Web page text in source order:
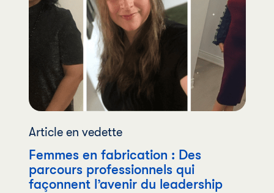
Article en vedette
Femmes en fabrication : Des
parcours professionnels qui
façonnent l’avenir du leadership